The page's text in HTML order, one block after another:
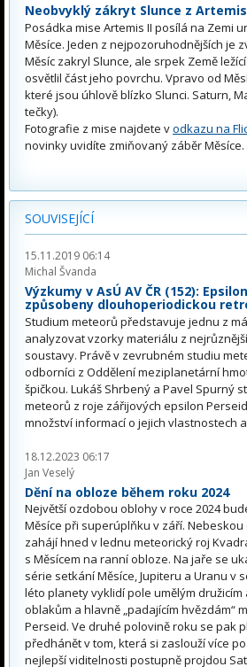
Neobvyklý zákryt Slunce z
Posádka mise Artemis II posílá na Zemi
Měsíce. Jeden z nejpozoruhodnějších je
Měsíc zakryl Slunce, ale srpek Země
osvětlil část jeho povrchu. Vpravo od
které jsou úhlově blízko Slunci. Saturn,
tečky).
Fotografie z mise najdete vodkazu na
novinky uvidíte zmiňovaný záběr Měsíce.
SOUVISEJÍCÍ
15.11.2019 06:14
Michal Švanda
Výzkumy v AsÚ AV ČR (152):
způsobeny dlouhoperiodickou
Studium meteorů představuje jednu z
analyzovat vzorky materiálu z
soustavy. Právě v zevrubném studiu
odborníci z Oddělení meziplanetární
špičkou. Lukáš Shrbený a Pavel Spurný
meteorů z roje zářijových epsilon
množství informací o jejich vlastnostech
18.12.2023 06:17
Jan Veselý
Dění na obloze během roku 2024
Největší ozdobou oblohy v roce 2024
Měsíce při superúplňku v září.
zahájí hned v lednu meteorický roj
s Měsícem na ranní obloze. Na jaře se
série setkání Měsíce, Jupiteru a Uranu v
léto planety vyklidí pole umělým družicím
oblakům a hlavně „padajícím hvězdám“
Perseid. Ve druhé polovině roku se pak
předhánět v tom, která si zaslouží více
nejlepší viditelnosti postupně projdou